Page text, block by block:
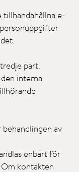
e-
part.
interna
av
enbart för
kontakten